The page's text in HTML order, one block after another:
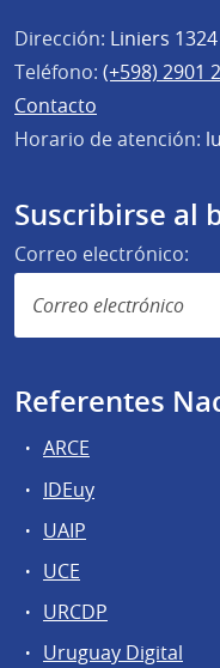
Dirección: Liniers
Teléfono: (+598) 2901
Contacto
Horario de atención:
Suscribirse al
Correo electrónico:
Referentes
ARCE
IDEuy
UAIP
UCE
URCDP
Uruguay Digital